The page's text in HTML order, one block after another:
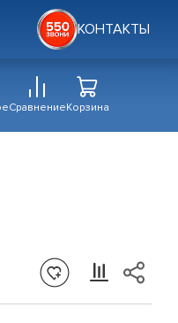
КОНТАКТЫ
СравнениеКорзина